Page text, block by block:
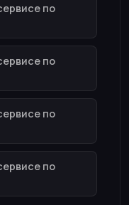
по
по
по
по